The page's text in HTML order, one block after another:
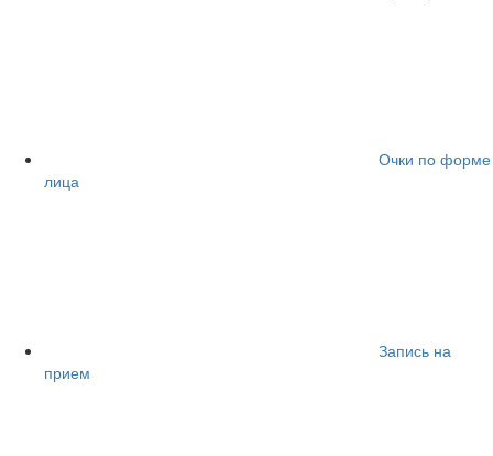
Очки по форме
лица
Запись на
прием